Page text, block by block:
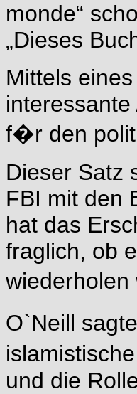
monde“
„Dieses
Mittels
interessante
f�r den
Dieser Satz
FBI mit den
hat das
fraglich, ob
O`Neill
und die